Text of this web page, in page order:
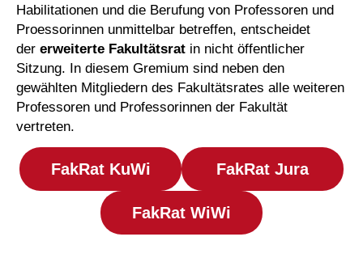
Habilitationen und die Berufung von Professoren und
Proessorinnen unmittelbar betreffen, entscheidet
der erweiterte Fakultätsrat in nicht öffentlicher
Sitzung. In diesem Gremium sind neben den
gewählten Mitgliedern des Fakultätsrates alle weiteren
Professoren und Professorinnen der Fakultät
vertreten.
FakRat KuWi FakRat Jura
FakRat WiWi